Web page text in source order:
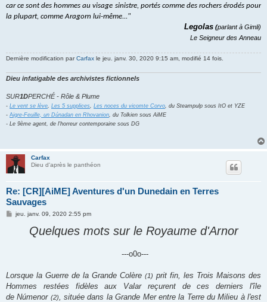
car ce sont des hommes au visage sinistre, portés comme des rochers érodés pour
la plupart, comme Aragorn lui-même..."
Legolas (parlant à Gimli)
Le Seigneur des Anneau
Dernière modification parCarfax le jeu. janv. 30, 2020 9:15 am, modifié 14 fois.
Dieu infatigable des archivistes fictionnels
SUR1DPERCHÉ - Rôle & Plume
- Le vent se lève, Les 5 supplices, Les noces du vicomte Corvo, du Steampulp sous ItO et YZE
- Aigre-Feuille, un Dúnadan en Rhovanion, du Tolkien sous AiME
- Le 9ème agent, de l'horreur contemporaine sous DG
Carfax
Dieu d'après le panthéon
Re: [CR][AiME] Aventures d'un Dunedain en Terres
Sauvages
Mjeu. janv. 09, 2020 2:55 pm
Quelques mots sur le Royaume d'Arnor
---o0o---
Lorsque la Guerre de la Grande Colère (1) prit fin, les Trois Maisons des
Hommes restées fidèles aux Valar reçurent de ces derniers l'île
de Númenor (2)
, située dans la Grande Mer entre la Terre du Milieu à l'est